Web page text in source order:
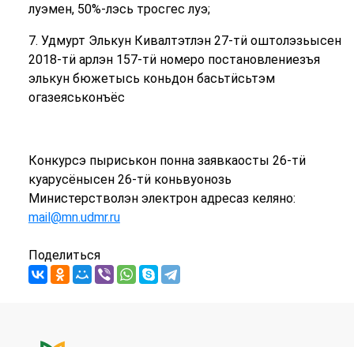
луэмен, 50%-лэсь тросгес луэ;
7. Удмурт Элькун Кивалтэтлэн 27-тӥ оштолэзьысен
2018-тӥ арлэн 157-тӥ номеро постановлениезъя
элькун бюжетысь коньдон басьтӥсьтэм
огазеяськонъёс
Конкурсэ пыриськон понна заявкаосты 26-тӥ
куарусёнысен 26-тӥ коньвуонозь
Министерстволэн электрон адресаз келяно:
mail@mn.udmr.ru
Поделиться